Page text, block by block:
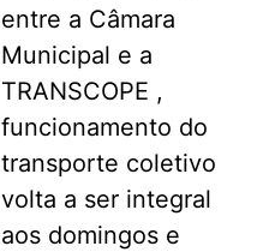
entre a Câmara
Municipal e a
TRANSCOPE ,
funcionamento do
transporte coletivo
volta a ser integral
aos domingos e